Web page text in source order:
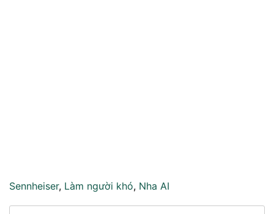
Sennheiser, Làm người khó, Nha AI